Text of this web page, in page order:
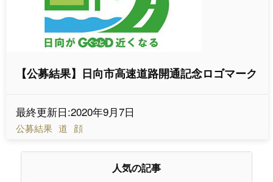
【公募結果】日向市高速道路開通記念ロゴマーク
最終更新日:2020年9月7日
公募結果 道 顔
人気の記事